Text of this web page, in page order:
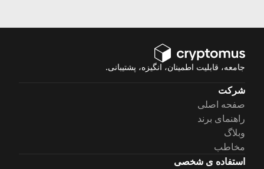
هست یا نه.
جامعه، قابلیت اطمینان، انگیزه، پشتیبانی.
شرکت
صفحه اصلی
راهنمای برند
وبلاگ
مخاطب
استفاده ی شخصی